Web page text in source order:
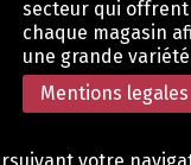
secteur qui offrent
chaque magasin
une grande
Mentions legales